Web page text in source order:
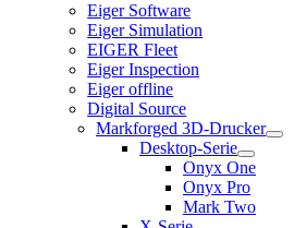
Eiger Software
Eiger Simulation
EIGER Fleet
Eiger Inspection
Eiger offline
Digital Source
Markforged 3D-Drucker
Desktop-Serie
Onyx One
Onyx Pro
Mark Two